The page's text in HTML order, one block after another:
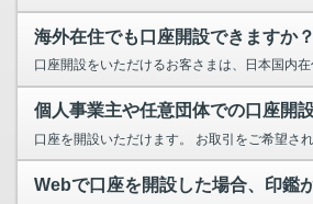
海外在住でも口座開設できますか？